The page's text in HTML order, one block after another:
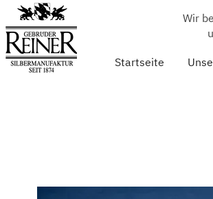
Wir
Startseite